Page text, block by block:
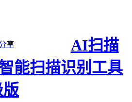
享
AI扫描
能扫描识别工具
版